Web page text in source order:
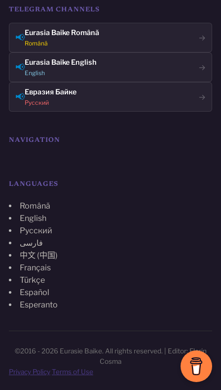
TELEGRAM CHANNELS
📢Eurasia Baike Română
Română
→
📢Eurasia Baike English
English
→
📢Евразия Байке
Русский
→
NAVIGATION
LANGUAGES
Română
English
Русский
فارسی
中文 (中国)
Français
Türkçe
Español
Esperanto
©2016 - 2026 Eurasie Baike. All rights reserved. | Editor: Florin
Cosma
Privacy PolicyTerms of Use